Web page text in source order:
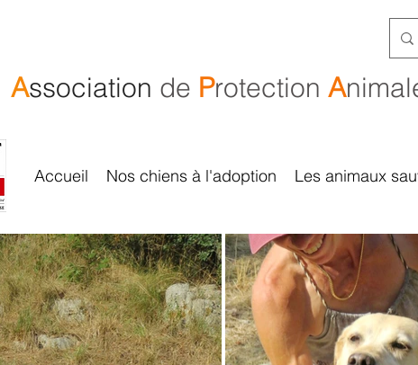
Association de Protection A
Accueil Nos chiens à l'adoption Les animaux